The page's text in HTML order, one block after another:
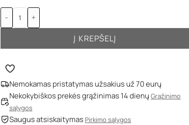
- +
Į KREPŠELĮ
Nemokamas pristatymas užsakius už 70 eurų
Nekokybiškos prekės grąžinimas 14 dienų Grąžinimo
sąlygos
Saugus atsiskaitymas Pirkimo sąlygos